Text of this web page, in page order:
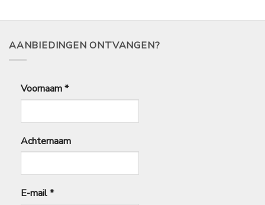
AANBIEDINGEN ONTVANGEN?
Voornaam*
Achternaam
E-mail*